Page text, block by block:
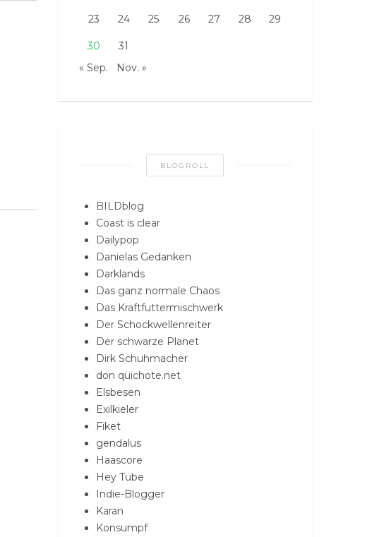
23 24 25 26 27 28 29
30
31
« Sep.
Nov. »
BLOGROLL
BILDblog
Coast is clear
Dailypop
Danielas Gedanken
Darklands
Das ganz normale Chaos
Das Kraftfuttermischwerk
Der Schockwellenreiter
Der schwarze Planet
Dirk Schuhmacher
don quichote.net
Elsbesen
Exilkieler
Fiket
gendalus
Haascore
Hey Tube
Indie-Blogger
Karan
Konsumpf